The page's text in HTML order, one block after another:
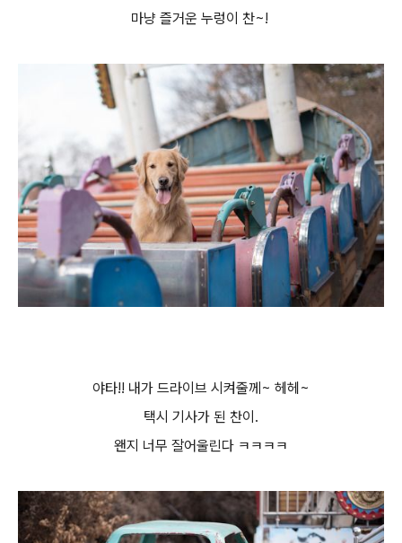
마냥 즐거운 누렁이 찬~!
야타!! 내가 드라이브 시켜줄께~ 헤헤~
택시 기사가 된 찬이.
왠지 너무 잘어울린다 ㅋㅋㅋㅋ